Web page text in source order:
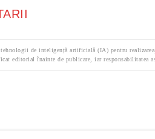
de inteligență artificială (IA) pentru
editorial înainte de publicare, iar responsabilitatea